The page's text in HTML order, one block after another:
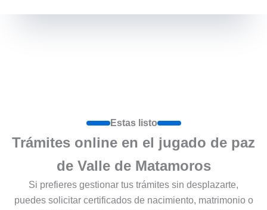
Estas listo
Trámites online en el jugado de paz
de Valle de Matamoros
Si prefieres gestionar tus trámites sin desplazarte,
puedes solicitar certificados de nacimiento, matrimonio o